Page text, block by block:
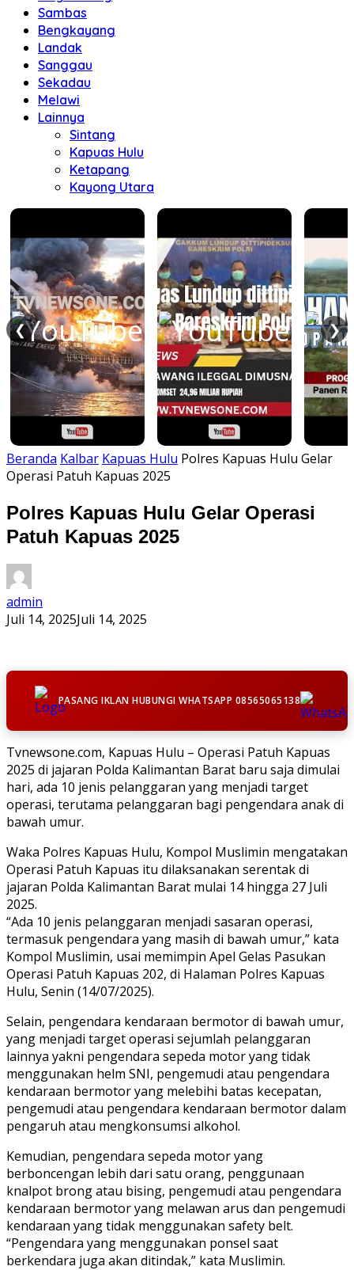
Sambas
Bengkayang
Landak
Sanggau
Sekadau
Melawi
Lainnya
Sintang
Kapuas Hulu
Ketapang
Kayong Utara
❮ ❯
Beranda Kalbar Kapuas Hulu Polres Kapuas Hulu Gelar
Operasi Patuh Kapuas 2025
Polres Kapuas Hulu Gelar Operasi
Patuh Kapuas 2025
admin
Juli 14, 2025Juli 14, 2025
PASANG IKLAN HUBUNGI WHATSAPP 08565065138
Tvnewsone.com, Kapuas Hulu – Operasi Patuh Kapuas
2025 di jajaran Polda Kalimantan Barat baru saja dimulai
hari, ada 10 jenis pelanggaran yang menjadi target
operasi, terutama pelanggaran bagi pengendara anak di
bawah umur.
Waka Polres Kapuas Hulu, Kompol Muslimin mengatakan
Operasi Patuh Kapuas itu dilaksanakan serentak di
jajaran Polda Kalimantan Barat mulai 14 hingga 27 Juli
2025.
“Ada 10 jenis pelanggaran menjadi sasaran operasi,
termasuk pengendara yang masih di bawah umur,” kata
Kompol Muslimin, usai memimpin Apel Gelas Pasukan
Operasi Patuh Kapuas 202, di Halaman Polres Kapuas
Hulu, Senin (14/07/2025).
Selain, pengendara kendaraan bermotor di bawah umur,
yang menjadi target operasi sejumlah pelanggaran
lainnya yakni pengendara sepeda motor yang tidak
menggunakan helm SNI, pengemudi atau pengendara
kendaraan bermotor yang melebihi batas kecepatan,
pengemudi atau pengendara kendaraan bermotor dalam
pengaruh atau mengkonsumsi alkohol.
Kemudian, pengendara sepeda motor yang
berboncengan lebih dari satu orang, penggunaan
knalpot brong atau bising, pengemudi atau pengendara
kendaraan bermotor yang melawan arus dan pengemudi
kendaraan yang tidak menggunakan safety belt.
“Pengendara yang menggunakan ponsel saat
berkendara juga akan ditindak,” kata Muslimin.